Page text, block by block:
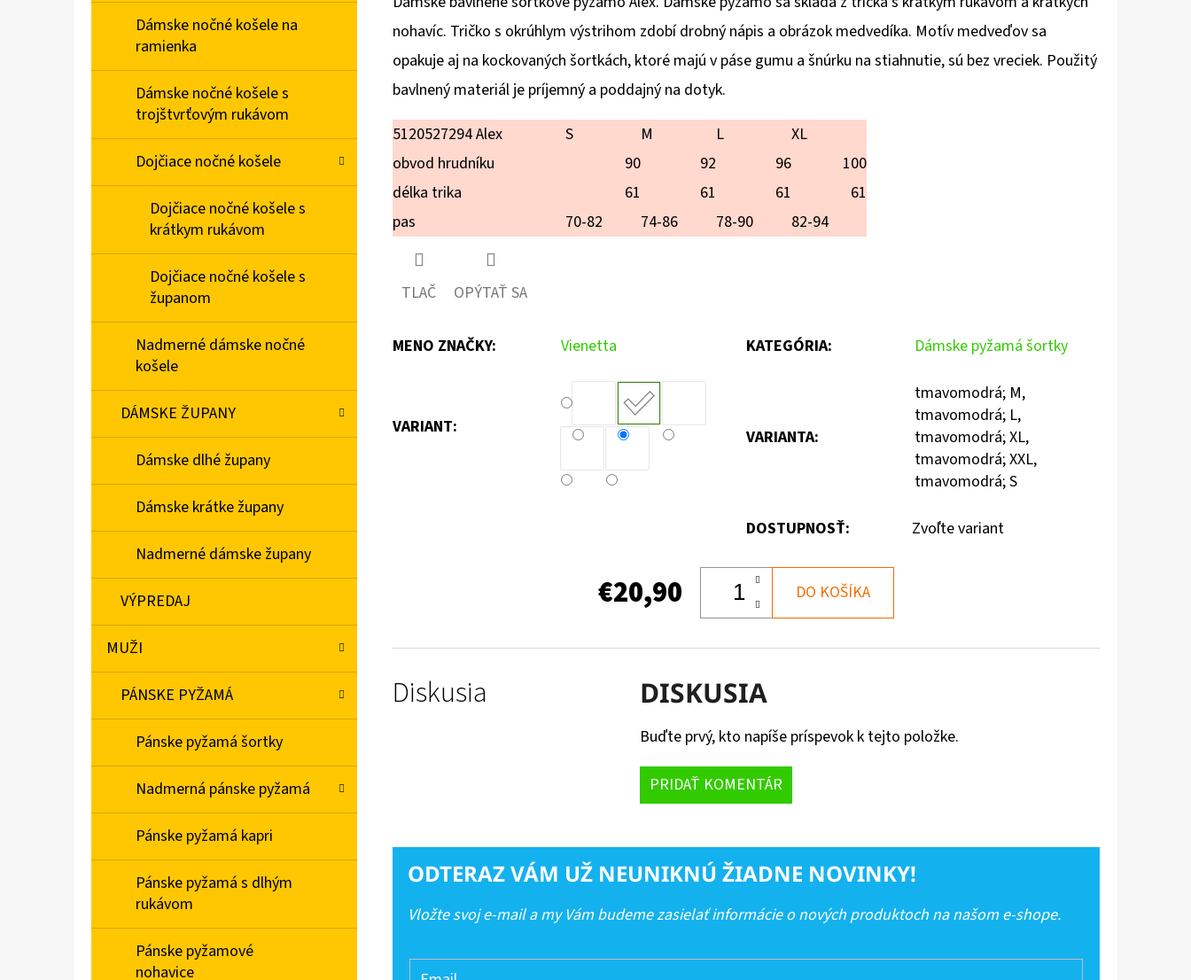
Dámske nočné košele na
ramienka
Dámske nočné košele s
trojštvrťovým rukávom
Dojčiace nočné košele
Dojčiace nočné košele s
krátkym rukávom
Dojčiace nočné košele s
županom
Nadmerné dámske nočné
košele
DÁMSKE ŽUPANY
Dámske dlhé župany
Dámske krátke župany
Nadmerné dámske župany
VÝPREDAJ
MUŽI
PÁNSKE PYŽAMÁ
Pánske pyžamá šortky
Nadmerná pánske pyžamá
Pánske pyžamá kapri
Pánske pyžamá s dlhým
rukávom
Pánske pyžamové
nohavice
hviezdičiek.
nohavíc. Tričko s okrúhlym výstrihom zdobí drobný nápis a obrázok medvedíka. Motív medveďov sa
opakuje aj na kockovaných šortkách, ktoré majú v páse gumu a šnúrku na stiahnutie, sú bez vreciek. Použitý
bavlnený materiál je príjemný a poddajný na dotyk.
5120527294 Alex
S M L
XL
obvod hrudníku
90 92 96
100
délka trika
61 61 61
61
pas
70-82 74-86 78-90 82-94
TLAČ OPÝTAŤ SA
MENO ZNAČKY: Vienetta
VARIANT:
KATEGÓRIA: Dámske pyžamá šortky
VARIANTA:
tmavomodrá; M,
tmavomodrá; L,
tmavomodrá; XL,
tmavomodrá; XXL,
tmavomodrá; S
DOSTUPNOSŤ: Zvoľte variant
€20,90 DO KOŠÍKA
Diskusia DISKUSIA
Buďte prvý, kto napíše príspevok k tejto položke.
PRIDAŤ KOMENTÁR
ODTERAZ VÁM UŽ NEUNIKNÚ ŽIADNE NOVINKY!
Vložte svoj e-mail a my Vám budeme zasielať informácie o nových produktoch na našom e-shope.